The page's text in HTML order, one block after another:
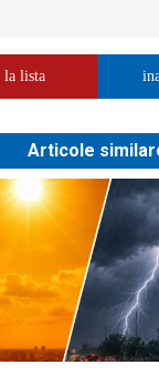
la lista
Articole